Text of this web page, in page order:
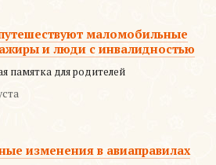
маломобильные
и люди с инвалидностью
памятка для родителей
изменения в авиаправилах